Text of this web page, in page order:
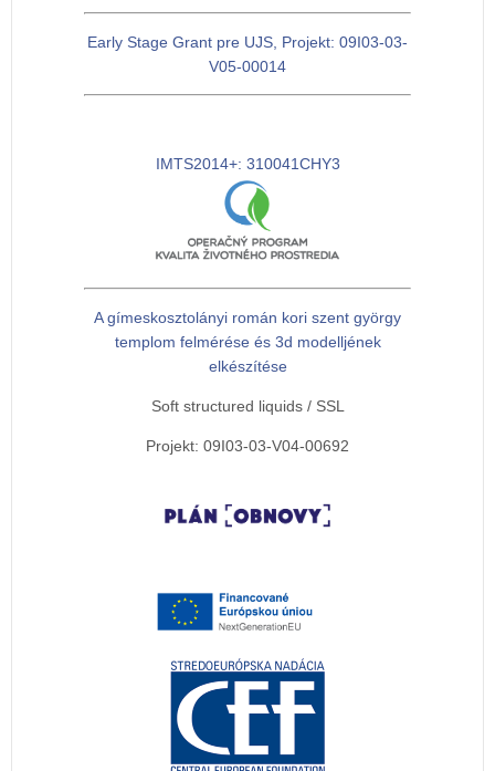
Early Stage Grant pre UJS, Projekt: 09I03-03-
V05-00014
IMTS2014+: 310041CHY3
A gímeskosztolányi román kori szent györgy
templom felmérése és 3d modelljének
elkészítése
Soft structured liquids / SSL
Projekt: 09I03-03-V04-00692